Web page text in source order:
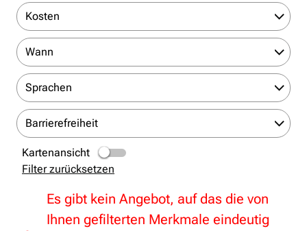
Kosten
Wann
Sprachen
Barrierefreiheit
Kartenansicht
Filter zurücksetzen
Es gibt kein Angebot, auf das die von
Ihnen gefilterten Merkmale eindeutig